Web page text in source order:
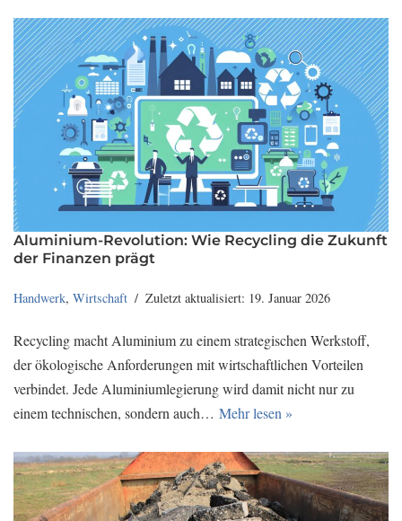
Aluminium-Revolution: Wie Recycling die Zukunft
der Finanzen prägt
Handwerk, Wirtschaft Zuletzt aktualisiert: 19. Januar 2026
Recycling macht Aluminium zu einem strategischen Werkstoff,
der ökologische Anforderungen mit wirtschaftlichen Vorteilen
verbindet. Jede Aluminiumlegierung wird damit nicht nur zu
einem technischen, sondern auch… Mehr lesen »